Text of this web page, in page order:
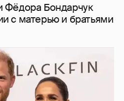
Фёдора Бондарчук
с матерью и братьями